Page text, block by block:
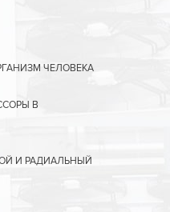
ЧЕЛОВЕКА
В
И РАДИАЛЬНЫЙ